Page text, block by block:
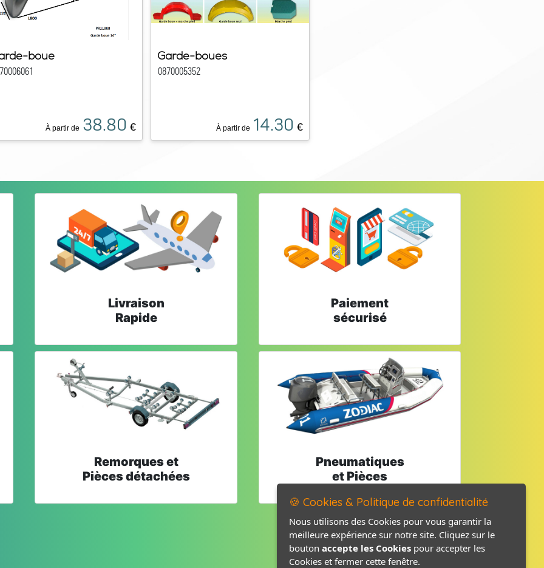
boue
À partir de 38.80 €
Garde-boues
0870005352
À partir de 14.30 €
Livraison
Rapide
Paiement
sécurisé
Remorques et
Pièces détachées
Pneumatiques
et Pièces
Mentions légales
Politique de confidentialité
🍪 Cookies & Politique de confidentialité
Nous utilisons des Cookies pour vous garantir la
meilleure expérience sur notre site. Cliquez sur le
bouton accepte les Cookies pour accepter les
Cookies et fermer cette fenêtre.